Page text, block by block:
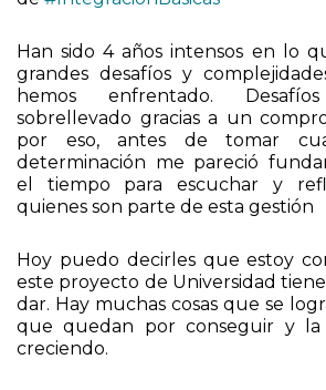
Han sido 4 años intensos en lo
grandes desafíos y
hemos enfrentado.
sobrellevado gracias a un
por eso, antes de tomar
determinación me pareció
el tiempo para escuchar y
quienes son parte de esta gestión
Hoy puedo decirles que estoy
este proyecto de Universidad
dar. Hay muchas cosas que se
que quedan por conseguir y la
creciendo.